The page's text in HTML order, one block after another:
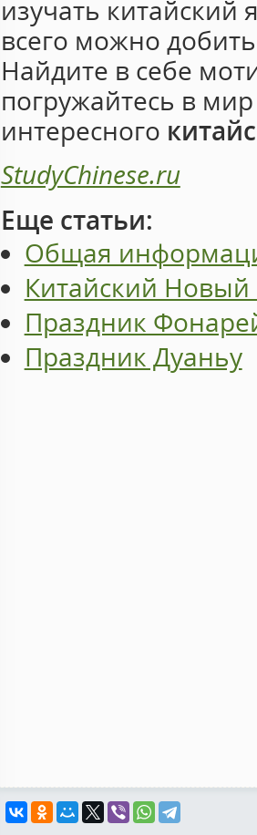
изучать китайский
всего можно
Найдите в себе
погружайтесь в
интересного
StudyChinese.ru
Еще статьи:
Общая
Китайский Новый
Праздник
Праздник Дуаньу